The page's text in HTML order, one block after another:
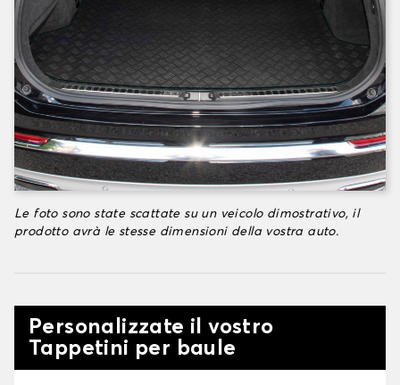
Le foto sono state scattate su un veicolo dimostrativo, il
prodotto avrà le stesse dimensioni della vostra auto.
Personalizzate il vostro
Tappetini per baule